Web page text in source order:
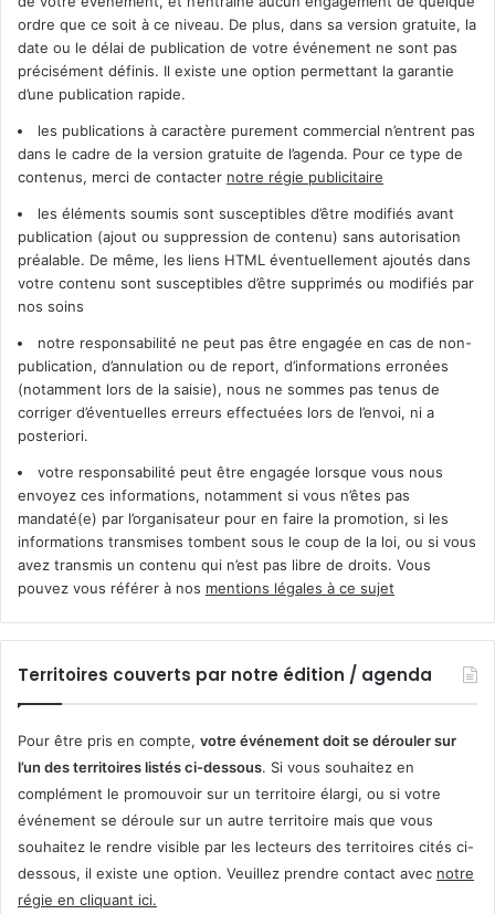
ordre que ce soit à ce niveau. De plus, dans sa version gratuite, la
date ou le délai de publication de votre événement ne sont pas
précisément définis. Il existe une option permettant la garantie
d’une publication rapide.
les publications à caractère purement commercial n’entrent pas
dans le cadre de la version gratuite de l’agenda. Pour ce type de
contenus, merci de contacter notre régie publicitaire
les éléments soumis sont susceptibles d’être modifiés avant
publication (ajout ou suppression de contenu) sans autorisation
préalable. De même, les liens HTML éventuellement ajoutés dans
votre contenu sont susceptibles d’être supprimés ou modifiés par
nos soins
notre responsabilité ne peut pas être engagée en cas de non-
publication, d’annulation ou de report, d’informations erronées
(notamment lors de la saisie), nous ne sommes pas tenus de
corriger d’éventuelles erreurs effectuées lors de l’envoi, ni a
posteriori.
votre responsabilité peut être engagée lorsque vous nous
envoyez ces informations, notamment si vous n’êtes pas
mandaté(e) par l’organisateur pour en faire la promotion, si les
informations transmises tombent sous le coup de la loi, ou si vous
avez transmis un contenu qui n’est pas libre de droits. Vous
pouvez vous référer à nos mentions légales à ce sujet
Territoires couverts par notre édition / agenda
Pour être pris en compte, votre événement doit se dérouler sur
l’un des territoires listés ci-dessous. Si vous souhaitez en
complément le promouvoir sur un territoire élargi, ou si votre
événement se déroule sur un autre territoire mais que vous
souhaitez le rendre visible par les lecteurs des territoires cités ci-
dessous, il existe une option. Veuillez prendre contact avec notre
régie en cliquant ici.